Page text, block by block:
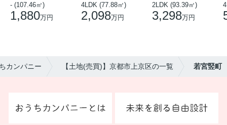
- (107.46㎡)
1,880万円
4LDK (77.88㎡)
2,098万円
2LDK (93.39㎡)
3,298万円
カンパニー 【土地(売買)】京都市上京区の一覧 若宮竪町